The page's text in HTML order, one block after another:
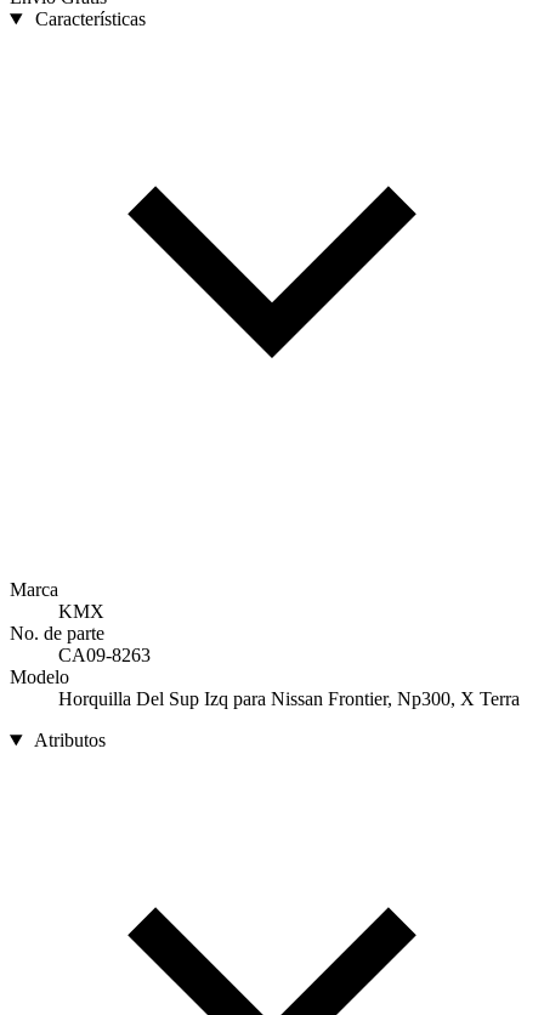
Características
Marca
KMX
No. de parte
CA09-8263
Modelo
Horquilla Del Sup Izq para Nissan Frontier, Np300, X Terra
Atributos